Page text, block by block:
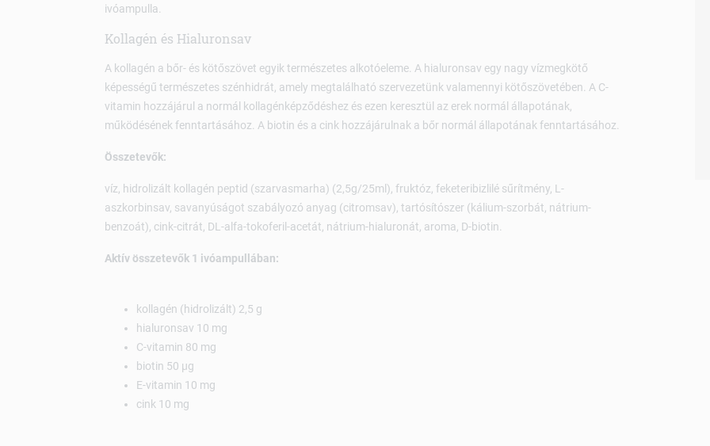
ivóampulla.
Kollagén és Hialuronsav
A kollagén a bőr- és kötőszövet egyik természetes alkotóeleme. A hialuronsav egy nagy vízmegkötő
képességű természetes szénhidrát, amely megtalálható szervezetünk valamennyi kötőszövetében. A C-
vitamin hozzájárul a normál kollagénképződéshez és ezen keresztül az erek normál állapotának,
működésének fenntartásához. A biotin és a cink hozzájárulnak a bőr normál állapotának fenntartásához.
Összetevők:
víz, hidrolizált kollagén peptid (szarvasmarha) (2,5g/25ml), fruktóz, feketeribizlilé sűrítmény, L-
aszkorbinsav, savanyúságot szabályozó anyag (citromsav), tartósítószer (kálium-szorbát, nátrium-
benzoát), cink-citrát, DL-alfa-tokoferil-acetát, nátrium-hialuronát, aroma, D-biotin.
Aktív összetevők 1 ivóampullában:
kollagén (hidrolizált) 2,5 g
hialuronsav 10 mg
C-vitamin 80 mg
biotin 50 µg
E-vitamin 10 mg
cink 10 mg